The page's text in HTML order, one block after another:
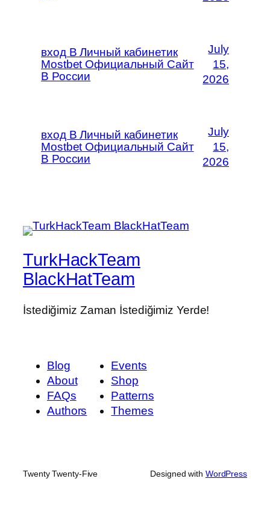
вход В Личный кабинетик
Mostbet Официальный Сайт
В России
July
15,
2026
вход В Личный кабинетик
Mostbet Официальный Сайт
В России
July
15,
2026
TurkHackTeam
BlackHatTeam
İstediğimiz Zaman İstediğimiz Yerde!
Blog
About
FAQs
Authors
Events
Shop
Patterns
Themes
Twenty Twenty-Five Designed with WordPress